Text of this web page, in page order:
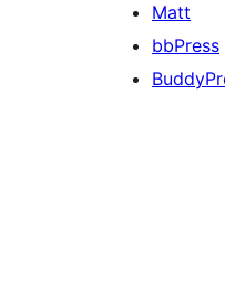
Matt
bbPress